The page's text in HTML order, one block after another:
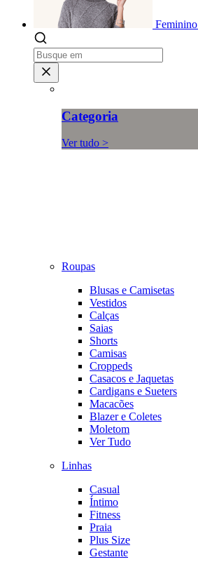
Feminino
Categoria
Ver tudo >
Roupas
Blusas e Camisetas
Vestidos
Calças
Saias
Shorts
Camisas
Croppeds
Casacos e Jaquetas
Cardigans e Sueters
Macacões
Blazer e Coletes
Moletom
Ver Tudo
Linhas
Casual
Íntimo
Fitness
Praia
Plus Size
Gestante